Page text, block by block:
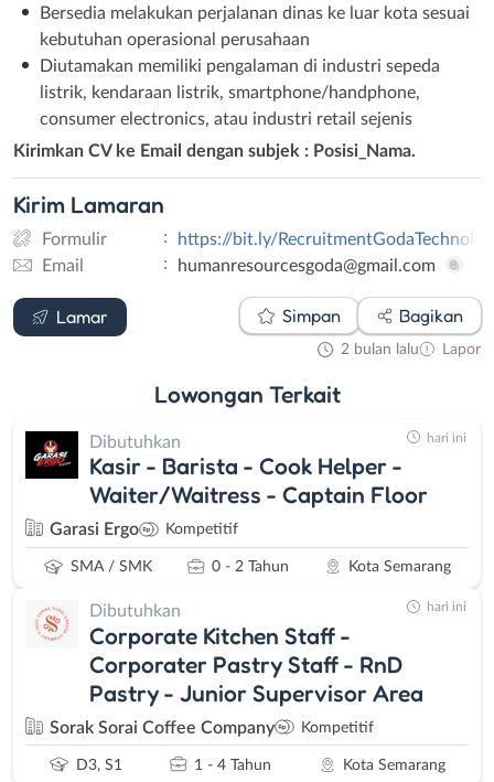
Bersedia melakukan perjalanan dinas ke luar kota sesuai
kebutuhan operasional perusahaan
Diutamakan memiliki pengalaman di industri sepeda
listrik, kendaraan listrik, smartphone/handphone,
consumer electronics, atau industri retail sejenis
Kirimkan CV ke Email dengan subjek : Posisi_Nama.
Kirim Lamaran
Formulir :
https://bit.ly/
Email
: humanresourcesgoda@gmail.com
Lamar
Formulir Email
Simpan Bagikan
2 bulan lalu Lapor
Lowongan Terkait
Dibutuhkan
Kasir - Barista - Cook Helper -
Waiter/Waitress - Captain Floor
Garasi Ergo Kompetitif
SMA / SMK 0 - 2 Tahun Kota Semarang
hari ini
Dibutuhkan
Corporate Kitchen Staff -
Corporater Pastry Staff - RnD
Pastry - Junior Supervisor Area
Sorak Sorai Coffee Company Kompetitif
D3, S1 1 - 4 Tahun Kota Semarang
hari ini